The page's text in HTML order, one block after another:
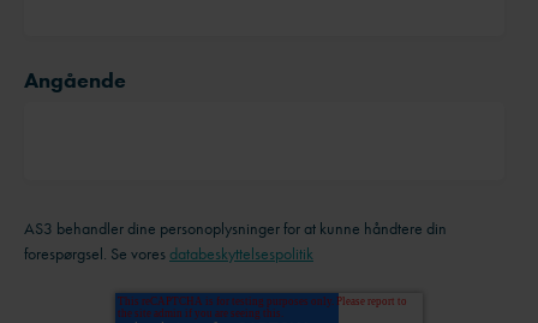
Angående
AS3 behandler dine personoplysninger for at kunne håndtere din
forespørgsel. Se vores databeskyttelsespolitik